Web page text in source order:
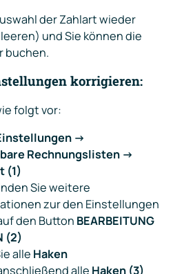
der Zahlart wieder
und Sie können die
buchen.
korrigieren:
folgt vor:
→
Rechnungslisten →
(1)
Sie weitere
zur den Einstellungen
den Button BEARBEITUNG
(2)
alle Haken
alle Haken (3)